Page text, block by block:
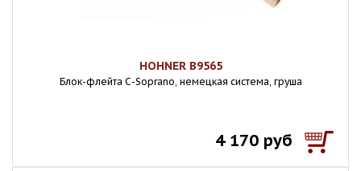
HOHNER B9565
Блок-флейта С-Soprano, немецкая система, груша
4 170 руб